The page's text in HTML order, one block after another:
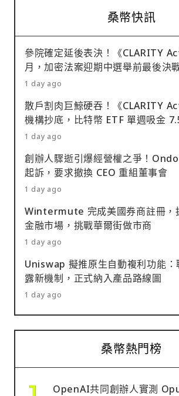
桑幣快訊
參院確定延後表決！《CLARITY
月，加密法案迎期中選舉前最後決
1 day ago
散戶割肉巨鯨硬吞！《CLARITY
機構抄底，比特幣 ETF 單週吸金
1 day ago
創辦人驟逝引爆經營權之爭！
起訴，要求撤換 CEO 重組董事會
1 day ago
Wintermute 完成美國券商註冊，
金融市場，挑戰華爾街做市商
1 day ago
Uniswap 擬推原生自動複利功能：
露新機制，正式納入產品路線圖
1 day ago
桑幣熱門榜
OpenAI共同創辦人實測